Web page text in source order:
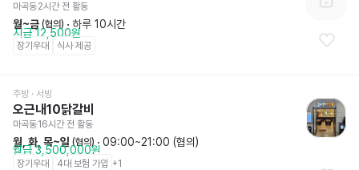
마곡동2시간 전 활동
월~금 (협의) · 하루 10시간
시급 12,500원
장기우대 식사 제공
주방 · 서빙
오근내10닭갈비
마곡동16시간 전 활동
월, 화, 목~일 (협의) · 09:00~21:00 (협의)
월급 3,500,000원
장기우대 4대 보험 가입 +1